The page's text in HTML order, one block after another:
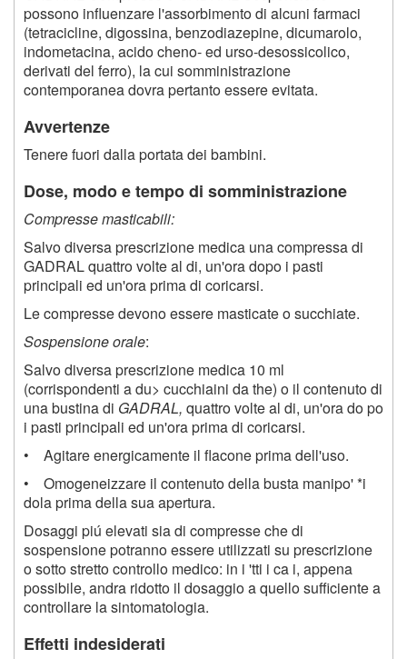
possono influenzare l'assorbimento di alcuni farmaci
(tetracicline, digossina, benzodiazepine, dicumarolo,
indometacina, acido cheno- ed urso-desossicolico,
derivati del ferro), la cui somministrazione
contemporanea dovra pertanto essere evitata.
Avvertenze
Tenere fuori dalla portata dei bambini.
Dose, modo e tempo di somministrazione
Compresse masticabili:
Salvo diversa prescrizione medica una compressa di
GADRAL quattro volte al di, un'ora dopo i pasti
principali ed un'ora prima di coricarsi.
Le compresse devono essere masticate o succhiate.
Sospensione orale:
Salvo diversa prescrizione medica 10 ml
(corrispondenti a du> cucchiaini da the) o il contenuto di
una bustina di GADRAL, quattro volte al di, un'ora do po
i pasti principali ed un'ora prima di coricarsi.
• Agitare energicamente il flacone prima dell'uso.
• Omogeneizzare il contenuto della busta manipo' *i
dola prima della sua apertura.
Dosaggi piú elevati sia di compresse che di
sospensione potranno essere utilizzati su prescrizione
o sotto stretto controllo medico: in i 'tti i ca i, appena
possibile, andra ridotto il dosaggio a quello sufficiente a
controllare la sintomatologia.
Effetti indesiderati